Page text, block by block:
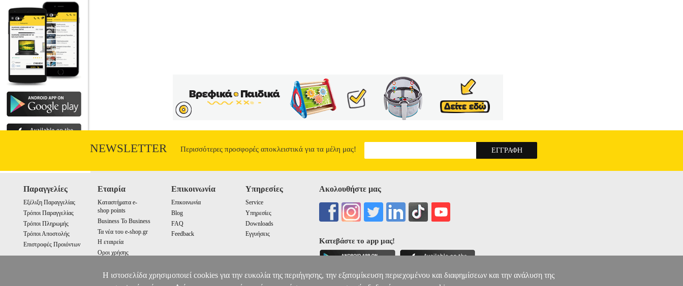
NEWSLETTER Περισσότερες προσφορές αποκλειστικά για τα μέλη μας!
Παραγγελίες
Εξέλιξη Παραγγελίας
Τρόποι Παραγγελίας
Τρόποι Πληρωμής
Τρόποι Αποστολής
Επιστροφές Προιόντων
Εταιρία
Καταστήματα e-
shop points
Business To Business
Τα νέα του e-shop.gr
Η εταιρεία
Οροι χρήσης
Επικοινωνία
Επικοινωνία
Blog
FAQ
Feedback
Υπηρεσίες
Service
Υπηρεσίες
Downloads
Εγγυήσεις
Ακολουθήστε μας
Κατεβάστε το app μας!
Η ιστοσελίδα χρησιμοποιεί cookies για την ευκολία της περιήγησης, την εξατομίκευση περιεχομένου και διαφημίσεων και την ανάλυση της